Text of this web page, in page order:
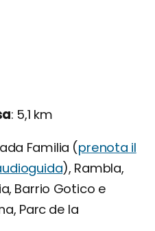
5,1 km
Familia (prenota il
), Rambla,
Barrio Gotico e
Parc de la